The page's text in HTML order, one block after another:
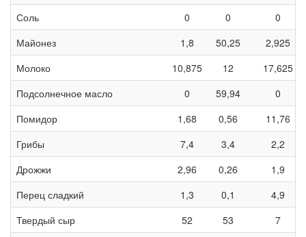
Соль
0 0
0
Майонез
1,8 50,25
2,925
Молоко
10,875 12
17,625
Подсолнечное масло
0 59,94
0
Помидор
1,68 0,56
11,76
Грибы
7,4 3,4
2,2
Дрожжи
2,96 0,26
1,9
Перец сладкий
1,3 0,1
4,9
Твердый сыр
52 53
7